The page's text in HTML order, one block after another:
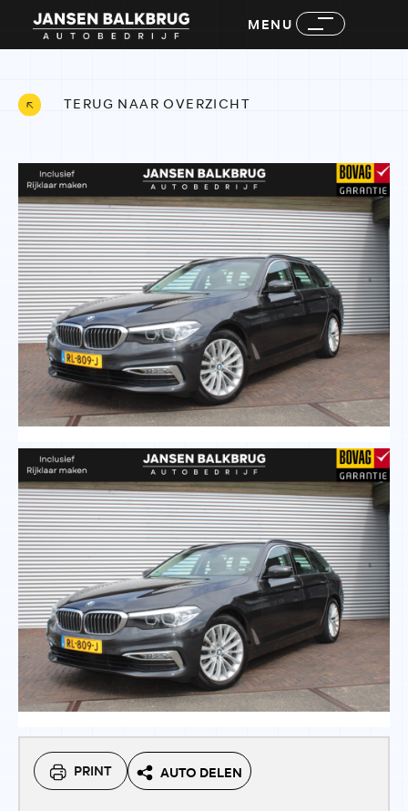
MENU
TERUG NAAR OVERZICHT
PRINT AUTO DELEN